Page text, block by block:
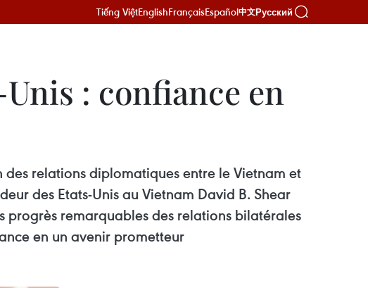
Tiếng ViệtEnglishFrançaisEspañol中文Русский
: confiance en
relations diplomatiques entre le Vietnam et
des Etats-Unis au Vietnam David B. Shear
progrès remarquables des relations bilatérales
en un avenir prometteur